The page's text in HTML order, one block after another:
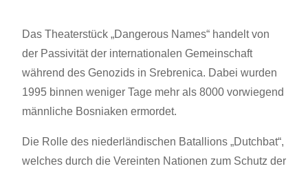
Das Theaterstück „Dangerous Names“ handelt von
der Passivität der internationalen Gemeinschaft
während des Genozids in Srebrenica. Dabei wurden
1995 binnen weniger Tage mehr als 8000 vorwiegend
männliche Bosniaken ermordet.
Die Rolle des niederländischen Batallions „Dutchbat“,
welches durch die Vereinten Nationen zum Schutz der